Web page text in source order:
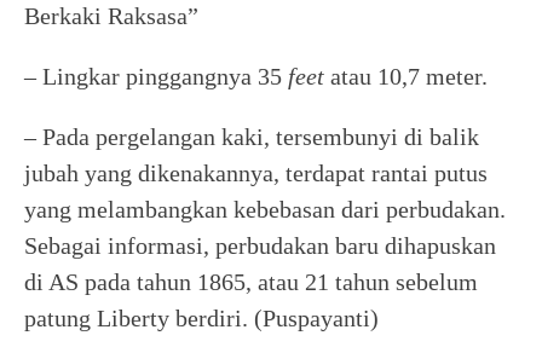
Berkaki Raksasa”
– Lingkar pinggangnya 35 feet atau 10,7 meter.
– Pada pergelangan kaki, tersembunyi di balik
jubah yang dikenakannya, terdapat rantai putus
yang melambangkan kebebasan dari perbudakan.
Sebagai informasi, perbudakan baru dihapuskan
di AS pada tahun 1865, atau 21 tahun sebelum
patung Liberty berdiri. (Puspayanti)